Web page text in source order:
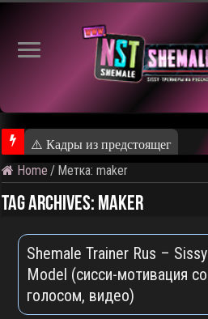
⚠️ Кадры из предстоящего
Home / Метка:maker
Tag Archives: maker
Shemale Trainer Rus –
Model (сисси-мотивация
голосом, видео)